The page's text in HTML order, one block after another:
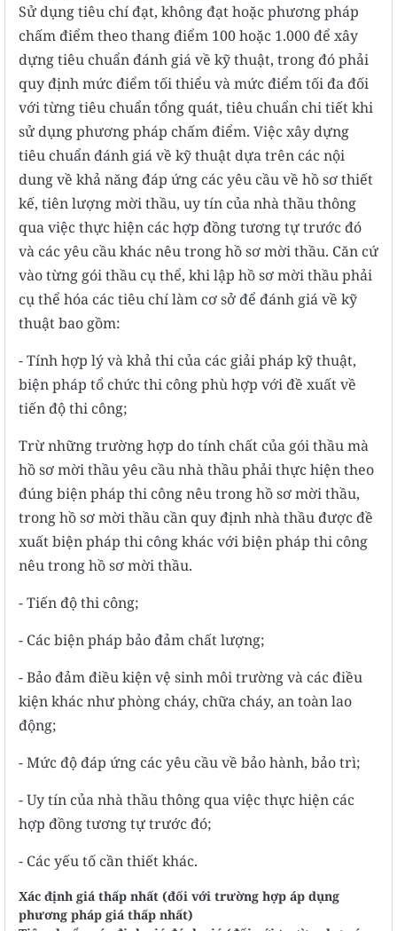
Sử dụng tiêu chí đạt, không đạt hoặc phương pháp
chấm điểm theo thang điểm 100 hoặc 1.000 để xây
dựng tiêu chuẩn đánh giá về kỹ thuật, trong đó phải
quy định mức điểm tối thiểu và mức điểm tối đa đối
với từng tiêu chuẩn tổng quát, tiêu chuẩn chi tiết khi
sử dụng phương pháp chấm điểm. Việc xây dựng
tiêu chuẩn đánh giá về kỹ thuật dựa trên các nội
dung về khả năng đáp ứng các yêu cầu về hồ sơ thiết
kế, tiên lượng mời thầu, uy tín của nhà thầu thông
qua việc thực hiện các hợp đồng tương tự trước đó
và các yêu cầu khác nêu trong hồ sơ mời thầu. Căn cứ
vào từng gói thầu cụ thể, khi lập hồ sơ mời thầu phải
cụ thể hóa các tiêu chí làm cơ sở để đánh giá về kỹ
thuật bao gồm:
- Tính hợp lý và khả thi của các giải pháp kỹ thuật,
biện pháp tổ chức thi công phù hợp với đề xuất về
tiến độ thi công;
Trừ những trường hợp do tính chất của gói thầu mà
hồ sơ mời thầu yêu cầu nhà thầu phải thực hiện theo
đúng biện pháp thi công nêu trong hồ sơ mời thầu,
trong hồ sơ mời thầu cần quy định nhà thầu được đề
xuất biện pháp thi công khác với biện pháp thi công
nêu trong hồ sơ mời thầu.
- Tiến độ thi công;
- Các biện pháp bảo đảm chất lượng;
- Bảo đảm điều kiện vệ sinh môi trường và các điều
kiện khác như phòng cháy, chữa cháy, an toàn lao
động;
- Mức độ đáp ứng các yêu cầu về bảo hành, bảo trì;
- Uy tín của nhà thầu thông qua việc thực hiện các
hợp đồng tương tự trước đó;
- Các yếu tố cần thiết khác.
Xác định giá thấp nhất (đối với trường hợp áp dụng
phương pháp giá thấp nhất)